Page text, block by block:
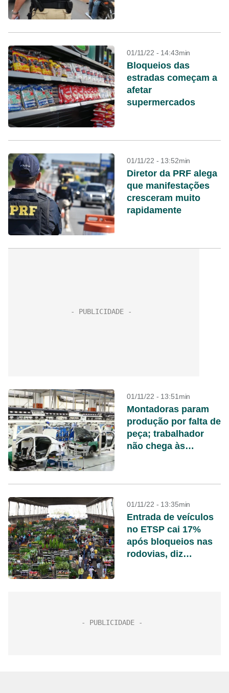
01/11/22 - 14:43min
Bloqueios das
estradas começam a
afetar
supermercados
01/11/22 - 13:52min
Diretor da PRF alega
que manifestações
cresceram muito
rapidamente
01/11/22 - 13:51min
Montadoras param
produção por falta de
peça; trabalhador
não chega às
01/11/22 - 13:35min
Entrada de veículos
no ETSP cai 17%
após bloqueios nas
rodovias, diz